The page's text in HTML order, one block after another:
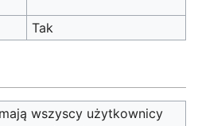
Tak
wszyscy użytkownicy